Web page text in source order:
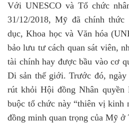
Với UNESCO và Tổ chức
31/12/2018, Mỹ đã chính
dục, Khoa học và Văn hóa
bảo lưu tư cách quan sát viên,
tài chính hay được bầu vào cơ
Di sản thế giới. Trước đó,
rút khỏi Hội đồng Nhân
buộc tổ chức này “thiên vị kinh
đồng minh quan trọng của Mỹ ở